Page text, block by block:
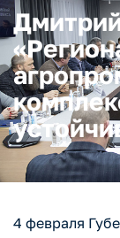
4 февраля